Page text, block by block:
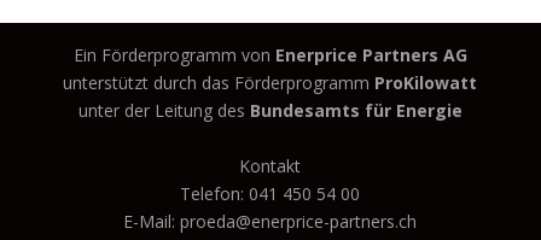
Ein Förderprogramm von Enerprice Partners AG
unterstützt durch das Förderprogramm ProKilowatt
unter der Leitung des Bundesamts für Energie
Kontakt
Telefon: 041 450 54 00
E-Mail: proeda@enerprice-partners.ch